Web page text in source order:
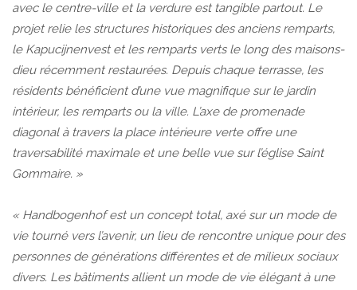
avec le centre-ville et la verdure est tangible partout. Le
projet relie les structures historiques des anciens remparts,
le Kapucijnenvest et les remparts verts le long des maisons-
dieu récemment restaurées. Depuis chaque terrasse, les
résidents bénéficient d’une vue magnifique sur le jardin
intérieur, les remparts ou la ville. L’axe de promenade
diagonal à travers la place intérieure verte offre une
traversabilité maximale et une belle vue sur l’église Saint
Gommaire. »
« Handbogenhof est un concept total, axé sur un mode de
vie tourné vers l’avenir, un lieu de rencontre unique pour des
personnes de générations différentes et de milieux sociaux
divers. Les bâtiments allient un mode de vie élégant à une